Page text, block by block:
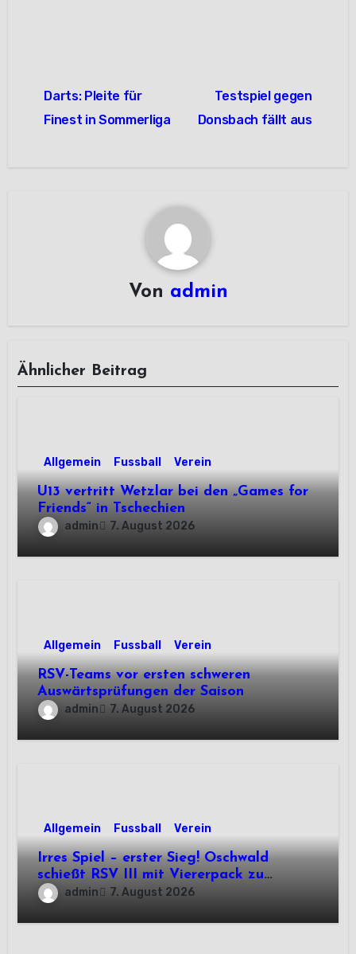
Darts: Pleite für
Finest in Sommerliga
Testspiel gegen
Donsbach fällt aus
Von admin
Ähnlicher Beitrag
Allgemein Fussball Verein
U13 vertritt Wetzlar bei den „Games for
Friends“ in Tschechien
admin 7. August 2026
Allgemein Fussball Verein
RSV-Teams vor ersten schweren
Auswärtsprüfungen der Saison
admin 7. August 2026
Allgemein Fussball Verein
Irres Spiel – erster Sieg! Oschwald
schießt RSV III mit Viererpack zu
Premiere
admin 7. August 2026